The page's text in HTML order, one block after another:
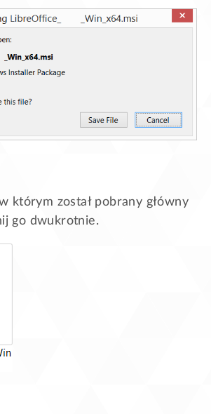
którym został pobrany główny
go dwukrotnie.